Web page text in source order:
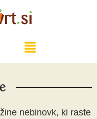
nebinovk, ki raste